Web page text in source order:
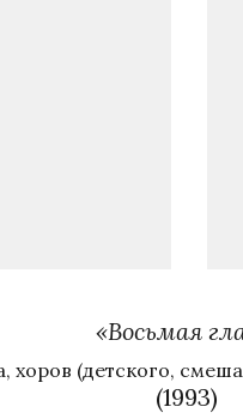
«Восьмая
хоров (детского,
(1993)